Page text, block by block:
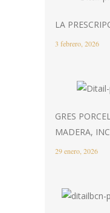
LA
3 febrero, 2026
GRES
MADERA,
29 enero, 2026